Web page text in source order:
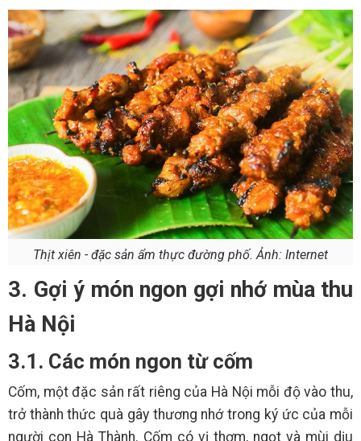
Thịt xiên - đặc sản ẩm thực đường phố. Ảnh: Internet
3. Gợi ý món ngon gợi nhớ mùa thu
Hà Nội
3.1. Các món ngon từ cốm
Cốm, một đặc sản rất riêng của Hà Nội mỗi độ vào thu,
trở thành thức quà gây thương nhớ trong ký ức của mỗi
người con Hà Thành. Cốm có vị thơm, ngọt và mùi dịu